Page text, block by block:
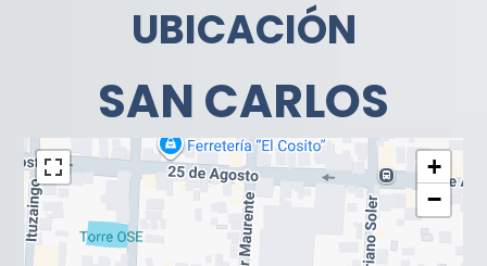
UBICACIÓN
SAN CARLOS
+
−